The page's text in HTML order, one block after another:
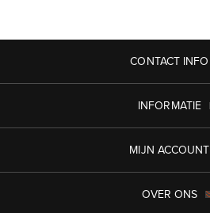
CONTACT INFO
INFORMATIE
MIJN ACCOUNT
OVER ONS